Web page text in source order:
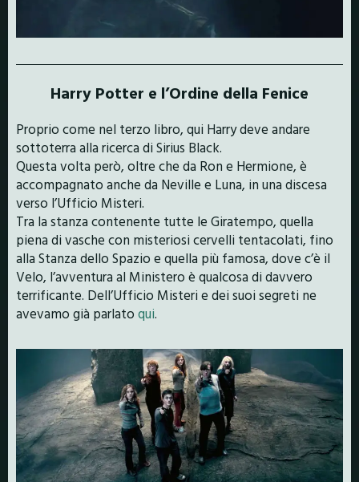
Harry Potter e l’Ordine della Fenice
Proprio come nel terzo libro, qui Harry deve andare
sottoterra alla ricerca di Sirius Black.
Questa volta però, oltre che da Ron e Hermione, è
accompagnato anche da Neville e Luna, in una discesa
verso l’Ufficio Misteri.
Tra la stanza contenente tutte le Giratempo, quella
piena di vasche con misteriosi cervelli tentacolati, fino
alla Stanza dello Spazio e quella più famosa, dove c’è il
Velo, l’avventura al Ministero è qualcosa di davvero
terrificante. Dell’Ufficio Misteri e dei suoi segreti ne
avevamo già parlato qui.